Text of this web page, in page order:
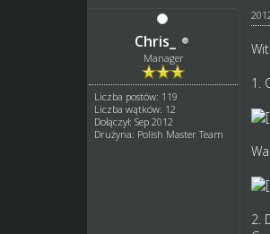
Chris_
Manager
Liczba postów: 119
Liczba wątków: 12
Dołączył: Sep 2012
Drużyna: Polish Master Team
1.
2.